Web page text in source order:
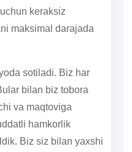
keraksiz
maksimal darajada
sotiladi. Biz har
bilan biz tobora
va maqtoviga
hamkorlik
Biz siz bilan yaxshi